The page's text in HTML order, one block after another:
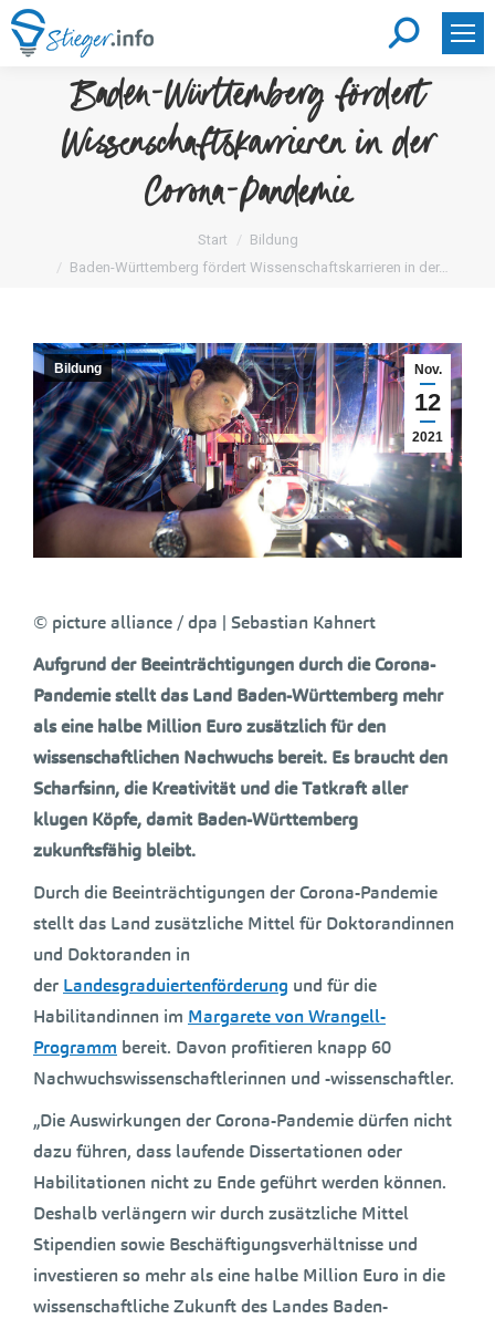
Search:
Baden-Württemberg fördert
Wissenschaftskarrieren in der
Corona-Pandemie
Sie befinden sich hier:Start
Bildung
Baden-Württemberg fördert Wissenschaftskarrieren in der…
Nov.
12
2021
Bildung
© picture alliance / dpa | Sebastian Kahnert
Aufgrund der Beeinträchtigungen durch die Corona-
Pandemie stellt das Land Baden-Württemberg mehr
als eine halbe Million Euro zusätzlich für den
wissenschaftlichen Nachwuchs bereit. Es braucht den
Scharfsinn, die Kreativität und die Tatkraft aller
klugen Köpfe, damit Baden-Württemberg
zukunftsfähig bleibt.
Durch die Beeinträchtigungen der Corona-Pandemie
stellt das Land zusätzliche Mittel für Doktorandinnen
und Doktoranden in
der Landesgraduiertenförderung und für die
Habilitandinnen im Margarete von Wrangell-
Programm bereit. Davon profitieren knapp 60
Nachwuchswissenschaftlerinnen und -wissenschaftler.
„Die Auswirkungen der Corona-Pandemie dürfen nicht
dazu führen, dass laufende Dissertationen oder
Habilitationen nicht zu Ende geführt werden können.
Deshalb verlängern wir durch zusätzliche Mittel
Stipendien sowie Beschäftigungsverhältnisse und
investieren so mehr als eine halbe Million Euro in die
wissenschaftliche Zukunft des Landes Baden-